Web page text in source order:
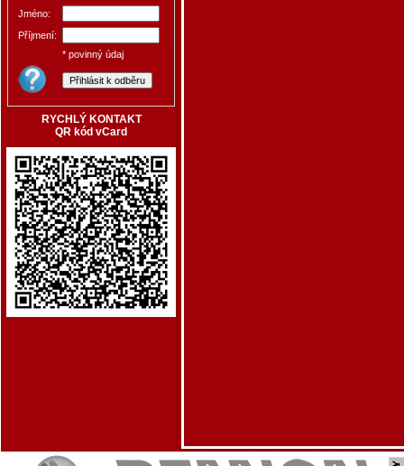
Jméno:
Příjmení:
* povinný údaj
RYCHLÝ KONTAKT
QR kód vCard